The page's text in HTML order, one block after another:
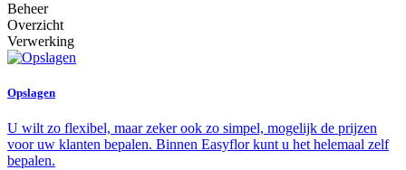
Beheer
Overzicht
Verwerking
Opslagen
U wilt zo flexibel, maar zeker ook zo simpel, mogelijk de prijzen
voor uw klanten bepalen. Binnen Easyflor kunt u het helemaal zelf
bepalen.